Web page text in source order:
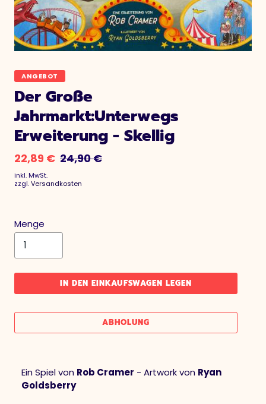
ANGEBOT
Der Große
Jahrmarkt:Unterwegs
Erweiterung - Skellig
22,89 € 24,90 €
inkl. MwSt.
zzgl.Versandkosten
Menge
IN DEN EINKAUFSWAGEN LEGEN
ABHOLUNG
Ein Spiel von Rob Cramer - Artwork von Ryan
Goldsberry